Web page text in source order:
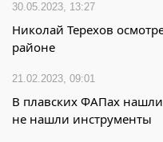
30.05.2023, 13:27
Николай Терехов
районе
21.02.2023, 09:01
В плавских ФАПах
не нашли инструменты